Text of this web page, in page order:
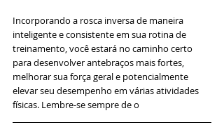
Incorporando a rosca inversa de maneira
inteligente e consistente em sua rotina de
treinamento, você estará no caminho certo
para desenvolver antebraços mais fortes,
melhorar sua força geral e potencialmente
elevar seu desempenho em várias atividades
físicas. Lembre-se sempre de o